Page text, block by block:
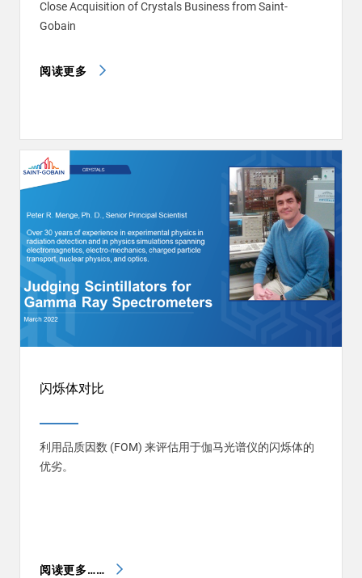
Close Acquisition of Crystals Business from Saint-
Gobain
阅读更多
闪烁体对比
利用品质因数 (FOM) 来评估用于伽马光谱仪的闪烁体的
优劣。
阅读更多……